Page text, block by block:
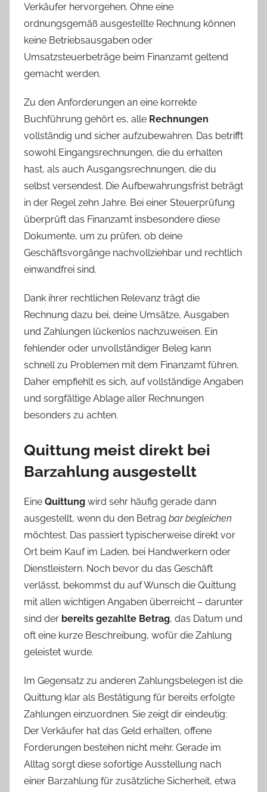
Verkäufer hervorgehen. Ohne eine
ordnungsgemäß ausgestellte Rechnung können
keine Betriebsausgaben oder
Umsatzsteuerbeträge beim Finanzamt geltend
gemacht werden.
Zu den Anforderungen an eine korrekte
Buchführung gehört es, alle Rechnungen
vollständig und sicher aufzubewahren. Das betrifft
sowohl Eingangsrechnungen, die du erhalten
hast, als auch Ausgangsrechnungen, die du
selbst versendest. Die Aufbewahrungsfrist beträgt
in der Regel zehn Jahre. Bei einer Steuerprüfung
überprüft das Finanzamt insbesondere diese
Dokumente, um zu prüfen, ob deine
Geschäftsvorgänge nachvollziehbar und rechtlich
einwandfrei sind.
Dank ihrer rechtlichen Relevanz trägt die
Rechnung dazu bei, deine Umsätze, Ausgaben
und Zahlungen lückenlos nachzuweisen. Ein
fehlender oder unvollständiger Beleg kann
schnell zu Problemen mit dem Finanzamt führen.
Daher empfiehlt es sich, auf vollständige Angaben
und sorgfältige Ablage aller Rechnungen
besonders zu achten.
Quittung meist direkt bei
Barzahlung ausgestellt
Eine Quittung wird sehr häufig gerade dann
ausgestellt, wenn du den Betrag bar begleichen
möchtest. Das passiert typischerweise direkt vor
Ort beim Kauf im Laden, bei Handwerkern oder
Dienstleistern. Noch bevor du das Geschäft
verlässt, bekommst du auf Wunsch die Quittung
mit allen wichtigen Angaben überreicht – darunter
sind der bereits gezahlte Betrag, das Datum und
oft eine kurze Beschreibung, wofür die Zahlung
geleistet wurde.
Im Gegensatz zu anderen Zahlungsbelegen ist die
Quittung klar als Bestätigung für bereits erfolgte
Zahlungen einzuordnen. Sie zeigt dir eindeutig:
Der Verkäufer hat das Geld erhalten, offene
Forderungen bestehen nicht mehr. Gerade im
Alltag sorgt diese sofortige Ausstellung nach
einer Barzahlung für zusätzliche Sicherheit, etwa